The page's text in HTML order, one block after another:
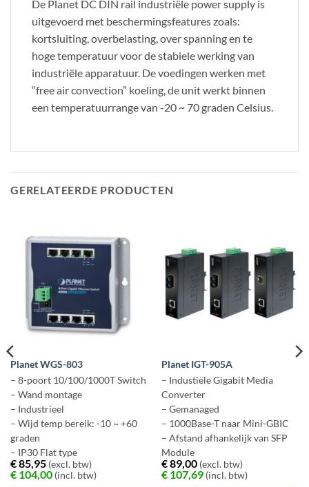
De Planet DC DIN rail industriële power supply is
uitgevoerd met beschermingsfeatures zoals:
kortsluiting, overbelasting, over spanning en te
hoge temperatuur voor de stabiele werking van
industriële apparatuur. De voedingen werken met
“free air convection” koeling, de unit werkt binnen
een temperatuurrange van -20 ~ 70 graden Celsius.
GERELATEERDE PRODUCTEN
Planet WGS-803
– 8-poort 10/100/1000T Switch
– Wand montage
– Industrieel
– Wijd temp bereik: -10 ~ +60
graden
– IP30 Flat type
€85,95(excl. btw)
€104,00(incl. btw)
Planet IGT-905A
– Industiële Gigabit Media
Converter
– Gemanaged
– 1000Base-T naar Mini-GBIC
– Afstand afhankelijk van SFP
Module
– Ruim temp. bereik -30 ~ +75
gr C.
€89,00(excl. btw)
€107,69(incl. btw)